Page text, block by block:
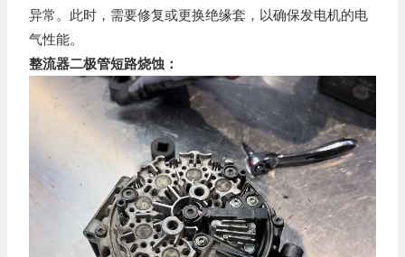
异常。此时，需要修复或更换绝缘套，以确保发电机的电
气性能。
整流器二极管短路烧蚀：